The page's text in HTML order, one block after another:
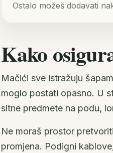
Ostalo možeš dodavati
Kako
Mačići sve istražuju
moglo postati opasno. U
sitne predmete na podu,
Ne moraš prostor
promjena. Podigni